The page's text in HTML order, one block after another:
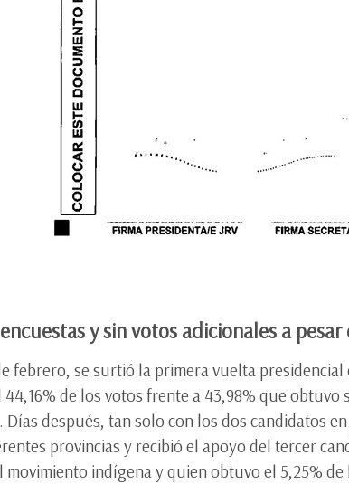
y sin votos adicionales a
febrero, se surtió la primera vuelta
44,16% de los votos frente a 43,98% que
Días después, tan solo con los dos candidatos
provincias y recibió el apoyo del tercer
movimiento indígena y quien obtuvo el 5,25%